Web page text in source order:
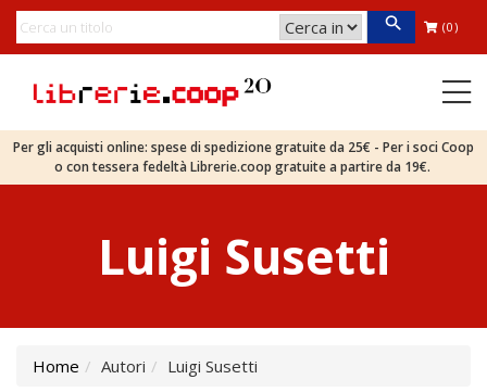
(0)
Per gli acquisti online: spese di spedizione gratuite da 25€ - Per i soci Coop
o con tessera fedeltà Librerie.coop gratuite a partire da 19€.
Luigi Susetti
Home Autori Luigi Susetti